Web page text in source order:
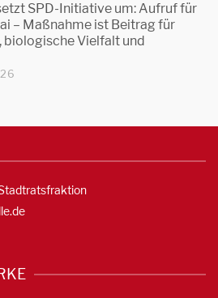
SPD-Initiative um: Aufruf für
– Maßnahme ist Beitrag für
Vielfalt und